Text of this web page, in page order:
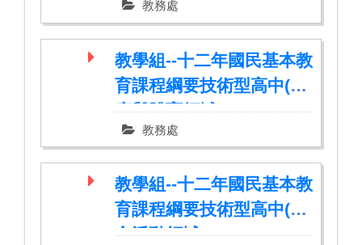
教務處
教學組--十二年國民基本教
育課程綱要技術型高中(健
康與體育領域)
教務處
教學組--十二年國民基本教
育課程綱要技術型高中(綜
合活動領域)